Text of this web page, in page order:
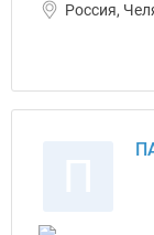
Россия,